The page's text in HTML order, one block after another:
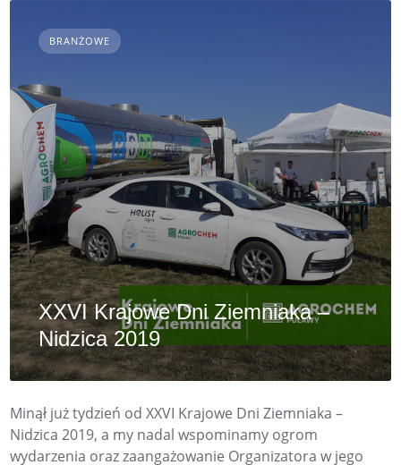
BRANŻOWE
XXVI Krajowe Dni Ziemniaka –
Nidzica 2019
Minął już tydzień od XXVI Krajowe Dni Ziemniaka –
Nidzica 2019, a my nadal wspominamy ogrom
wydarzenia oraz zaangażowanie Organizatora w jego